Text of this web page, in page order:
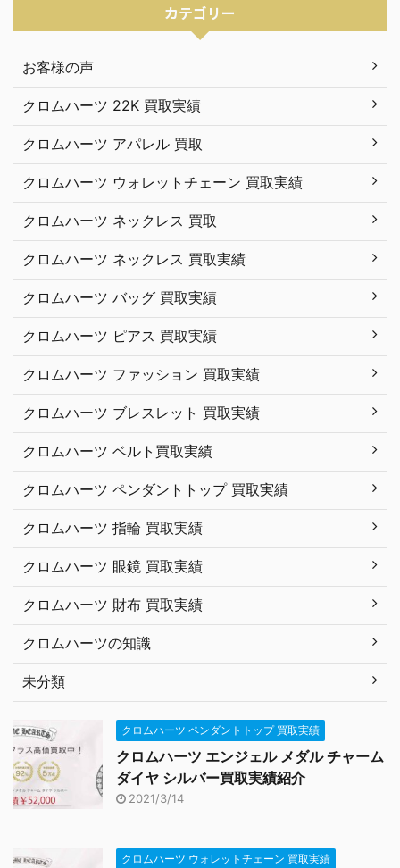
カテゴリー
お客様の声
クロムハーツ 22K 買取実績
クロムハーツ アパレル 買取
クロムハーツ ウォレットチェーン 買取実績
クロムハーツ ネックレス 買取
クロムハーツ ネックレス 買取実績
クロムハーツ バッグ 買取実績
クロムハーツ ピアス 買取実績
クロムハーツ ファッション 買取実績
クロムハーツ ブレスレット 買取実績
クロムハーツ ベルト買取実績
クロムハーツ ペンダントトップ 買取実績
クロムハーツ 指輪 買取実績
クロムハーツ 眼鏡 買取実績
クロムハーツ 財布 買取実績
クロムハーツの知識
未分類
クロムハーツ ペンダントトップ 買取実績
クロムハーツ エンジェル メダル チャーム
ダイヤ シルバー買取実績紹介
2021/3/14
クロムハーツ ウォレットチェーン 買取実績